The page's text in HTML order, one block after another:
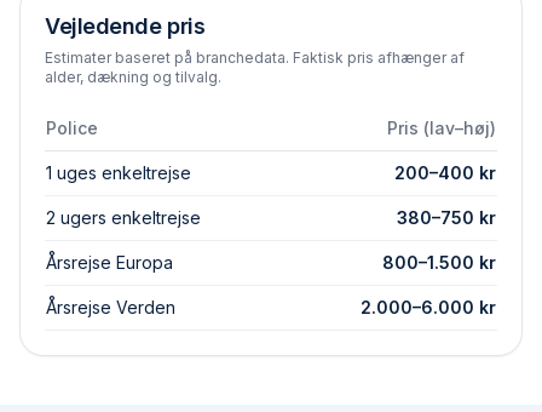
Vejledende pris
Estimater baseret på branchedata. Faktisk pris afhænger af
alder, dækning og tilvalg.
Police Pris (lav–høj)
1 uges enkeltrejse 200–400 kr
2 ugers enkeltrejse 380–750 kr
Årsrejse Europa 800–1.500 kr
Årsrejse Verden 2.000–6.000 kr